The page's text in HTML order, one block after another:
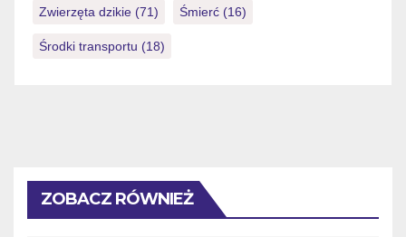
Zwierzęta dzikie (71) Śmierć (16)
Środki transportu (18)
ZOBACZ RÓWNIEŻ